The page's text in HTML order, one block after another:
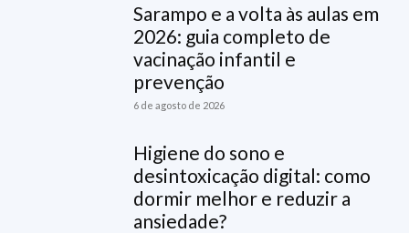
Sarampo e a volta às aulas em
2026: guia completo de
vacinação infantil e
prevenção
6 de agosto de 2026
Higiene do sono e
desintoxicação digital: como
dormir melhor e reduzir a
ansiedade?